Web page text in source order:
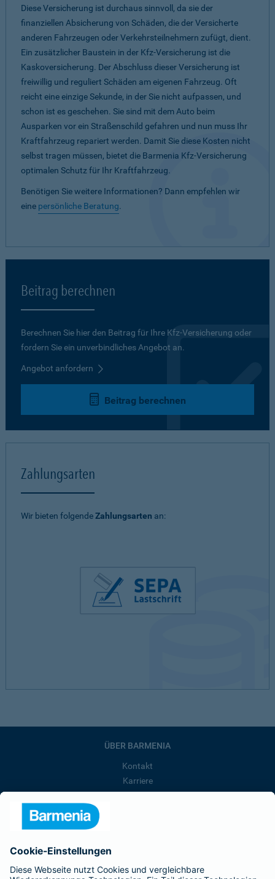
Diese Versicherung ist durchaus sinnvoll, da sie der
finanziellen Absicherung von Schäden, die der Versicherte
anderen Fahrzeugen oder Verkehrsteilnehmern zufügt, dient.
Ein zusätzlicher Baustein in der Kfz-Versicherung ist die
Kaskoversicherung. Der Abschluss dieser Versicherung ist
freiwillig und reguliert Schäden am eigenen Fahrzeug. Oft
reicht eine einzige Sekunde, in der Sie nicht aufpassen, und
schon ist es geschehen. Sie sind mit dem Auto beim
Ausparken vor ein Straßenschild gefahren und nun muss Ihr
Kraftfahrzeug repariert werden. Damit Sie diese Kosten nicht
selbst tragen müssen, bietet die Barmenia Kfz-Versicherung
optimalen Schutz für Ihr Kraftfahrzeug.
Benötigen Sie weitere Informationen? Dann empfehlen wir
eine persönliche Beratung.
Beitrag berechnen
Berechnen Sie hier den Beitrag für Ihre Kfz-Versicherung oder
fordern Sie ein unverbindliches Angebot an.
Angebot anfordern
Beitrag berechnen
Zahlungsarten
Wir bieten folgendeZahlungsarten an:
ÜBER BARMENIA
Kontakt
Karriere
Barmenia ist Teil der BarmeniaGothaer